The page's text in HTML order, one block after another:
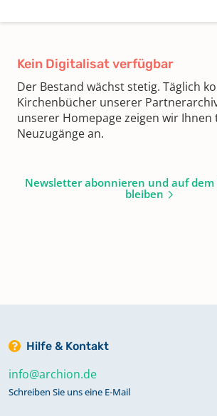
Kein Digitalisat verfügbar
Der Bestand wächst stetig. Täglich
Kirchenbücher unserer
unserer Homepage zeigen wir Ihnen
Neuzugänge an.
Newsletter abonnieren und auf dem
bleiben
Hilfe & Kontakt
info@archion.de
Schreiben Sie uns eine E-Mail